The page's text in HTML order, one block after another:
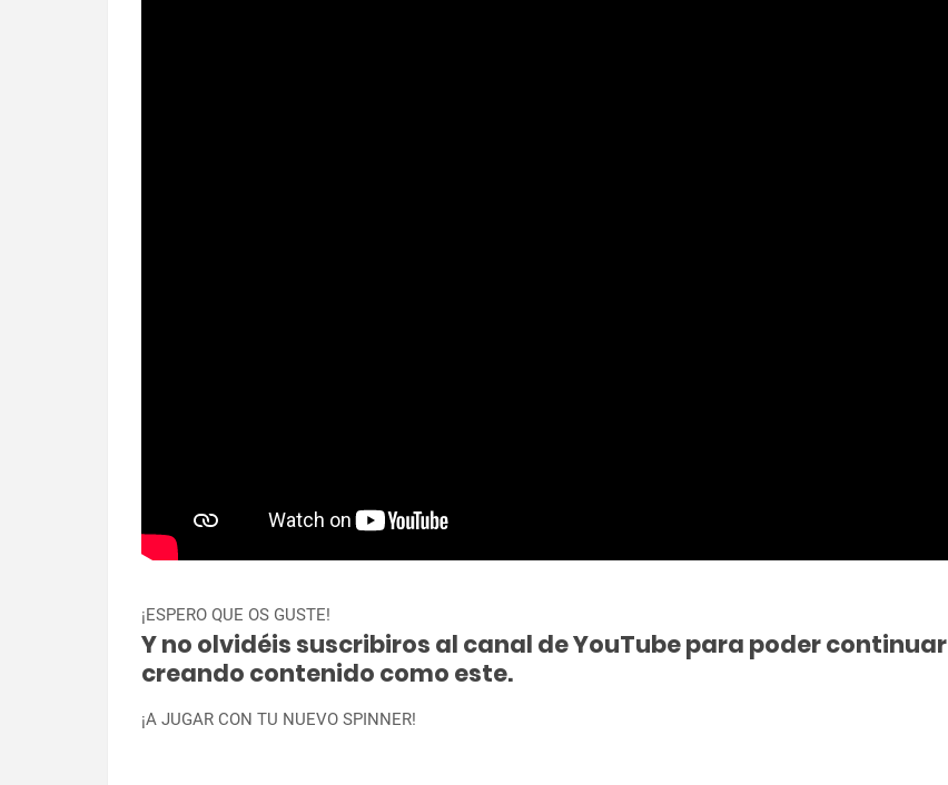
¡ESPERO QUE OS GUSTE!
Y no olvidéis suscribiros al canal de YouTube para poder continuar
creando contenido como este.
¡A JUGAR CON TU NUEVO SPINNER!